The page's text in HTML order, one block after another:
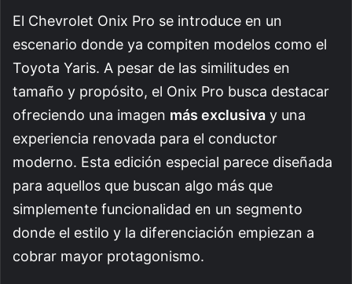
El Chevrolet Onix Pro se introduce en un
escenario donde ya compiten modelos como el
Toyota Yaris. A pesar de las similitudes en
tamaño y propósito, el Onix Pro busca destacar
ofreciendo una imagen más exclusiva y una
experiencia renovada para el conductor
moderno. Esta edición especial parece diseñada
para aquellos que buscan algo más que
simplemente funcionalidad en un segmento
donde el estilo y la diferenciación empiezan a
cobrar mayor protagonismo.